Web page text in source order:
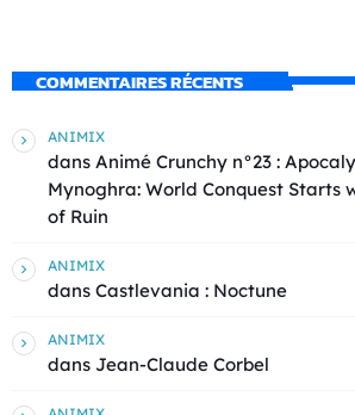
COMMENTAIRES RÉCENTS
ANIMIX
dans Animé Crunchy n°23 :
Mynoghra: World Conquest Starts
of Ruin
ANIMIX
dans Castlevania : Noctune
ANIMIX
dans Jean-Claude Corbel